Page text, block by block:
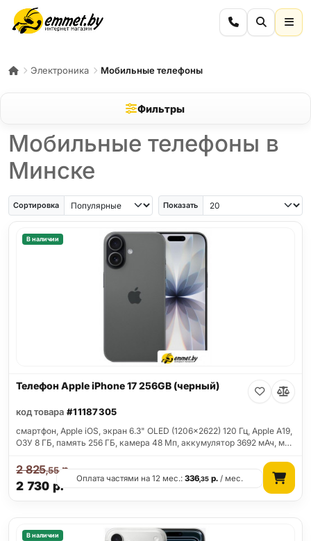
Электроника Мобильные телефоны
Фильтры
Мобильные телефоны в
Минске
iPhone AiriPhone SESamsung Galaxy A56Samsung Galaxy A57 iPhone 17
Сортировка Показать
В наличии
Телефон Apple iPhone 17 256GB (черный)
код товара #11187305
смартфон, Apple iOS, экран 6.3" OLED (1206x2622) 120 Гц, Apple A19,
ОЗУ 8 ГБ, память 256 ГБ, камера 48 Мп, аккумулятор 3692 мАч, м…
2 730 р.
2 825,55р.
Оплата частями на 12 мес.:336,35 р. / мес.
В наличии